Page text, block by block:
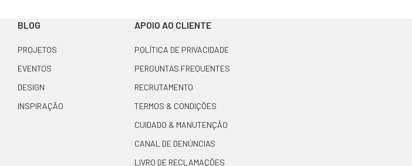
BLOG
PROJETOS
EVENTOS
DESIGN
INSPIRAÇÃO
APOIO AO CLIENTE
POLÍTICA DE PRIVACIDADE
PERGUNTAS FREQUENTES
RECRUTAMENTO
TERMOS & CONDIÇÕES
CUIDADO & MANUTENÇÃO
CANAL DE DENÚNCIAS
LIVRO DE RECLAMAÇÕES